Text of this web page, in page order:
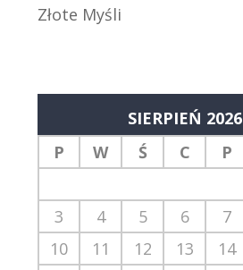
Złote Myśli
SIERPIEŃ 2026
P
W Ś C P
3
4 5 6 7
10
11 12 13 14